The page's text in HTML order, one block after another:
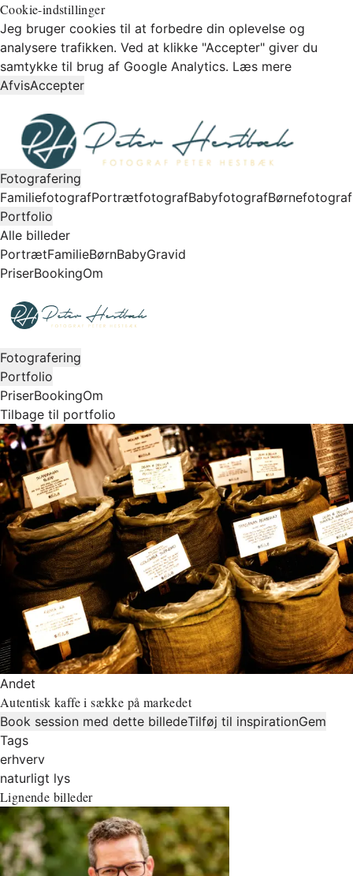
Cookie-indstillinger
Jeg bruger cookies til at forbedre din oplevelse og
analysere trafikken. Ved at klikke "Accepter" giver du
samtykke til brug af Google Analytics. Læs mere
AfvisAccepter
Fotografering
FamiliefotografPortrætfotografBabyfotografBørnefotograf
Portfolio
Alle billeder
PortrætFamilieBørnBabyGravid
PriserBookingOm
Fotografering
Portfolio
PriserBookingOm
Tilbage til portfolio
Andet
Autentisk kaffe i sække på markedet
Book session med dette billedeTilføj til inspirationGem
Tags
erhverv
naturligt lys
Lignende billeder